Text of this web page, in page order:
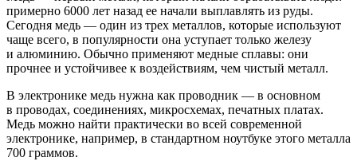
примерно 6000 лет назад ее начали выплавлять из руды.
Сегодня медь — один из трех металлов, которые используют
чаще всего, в популярности она уступает только железу
и алюминию. Обычно применяют медные сплавы: они
прочнее и устойчивее к воздействиям, чем чистый металл.
В электронике медь нужна как проводник — в основном
в проводах, соединениях, микросхемах, печатных платах.
Медь можно найти практически во всей современной
электронике, например, в стандартном ноутбуке этого металла
700 граммов.